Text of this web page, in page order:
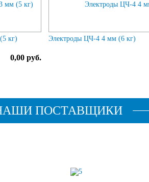
кг)
0,00 руб.
Электроды ЦЧ-4 4 мм (6 кг)
ПОСТАВЩИКИ